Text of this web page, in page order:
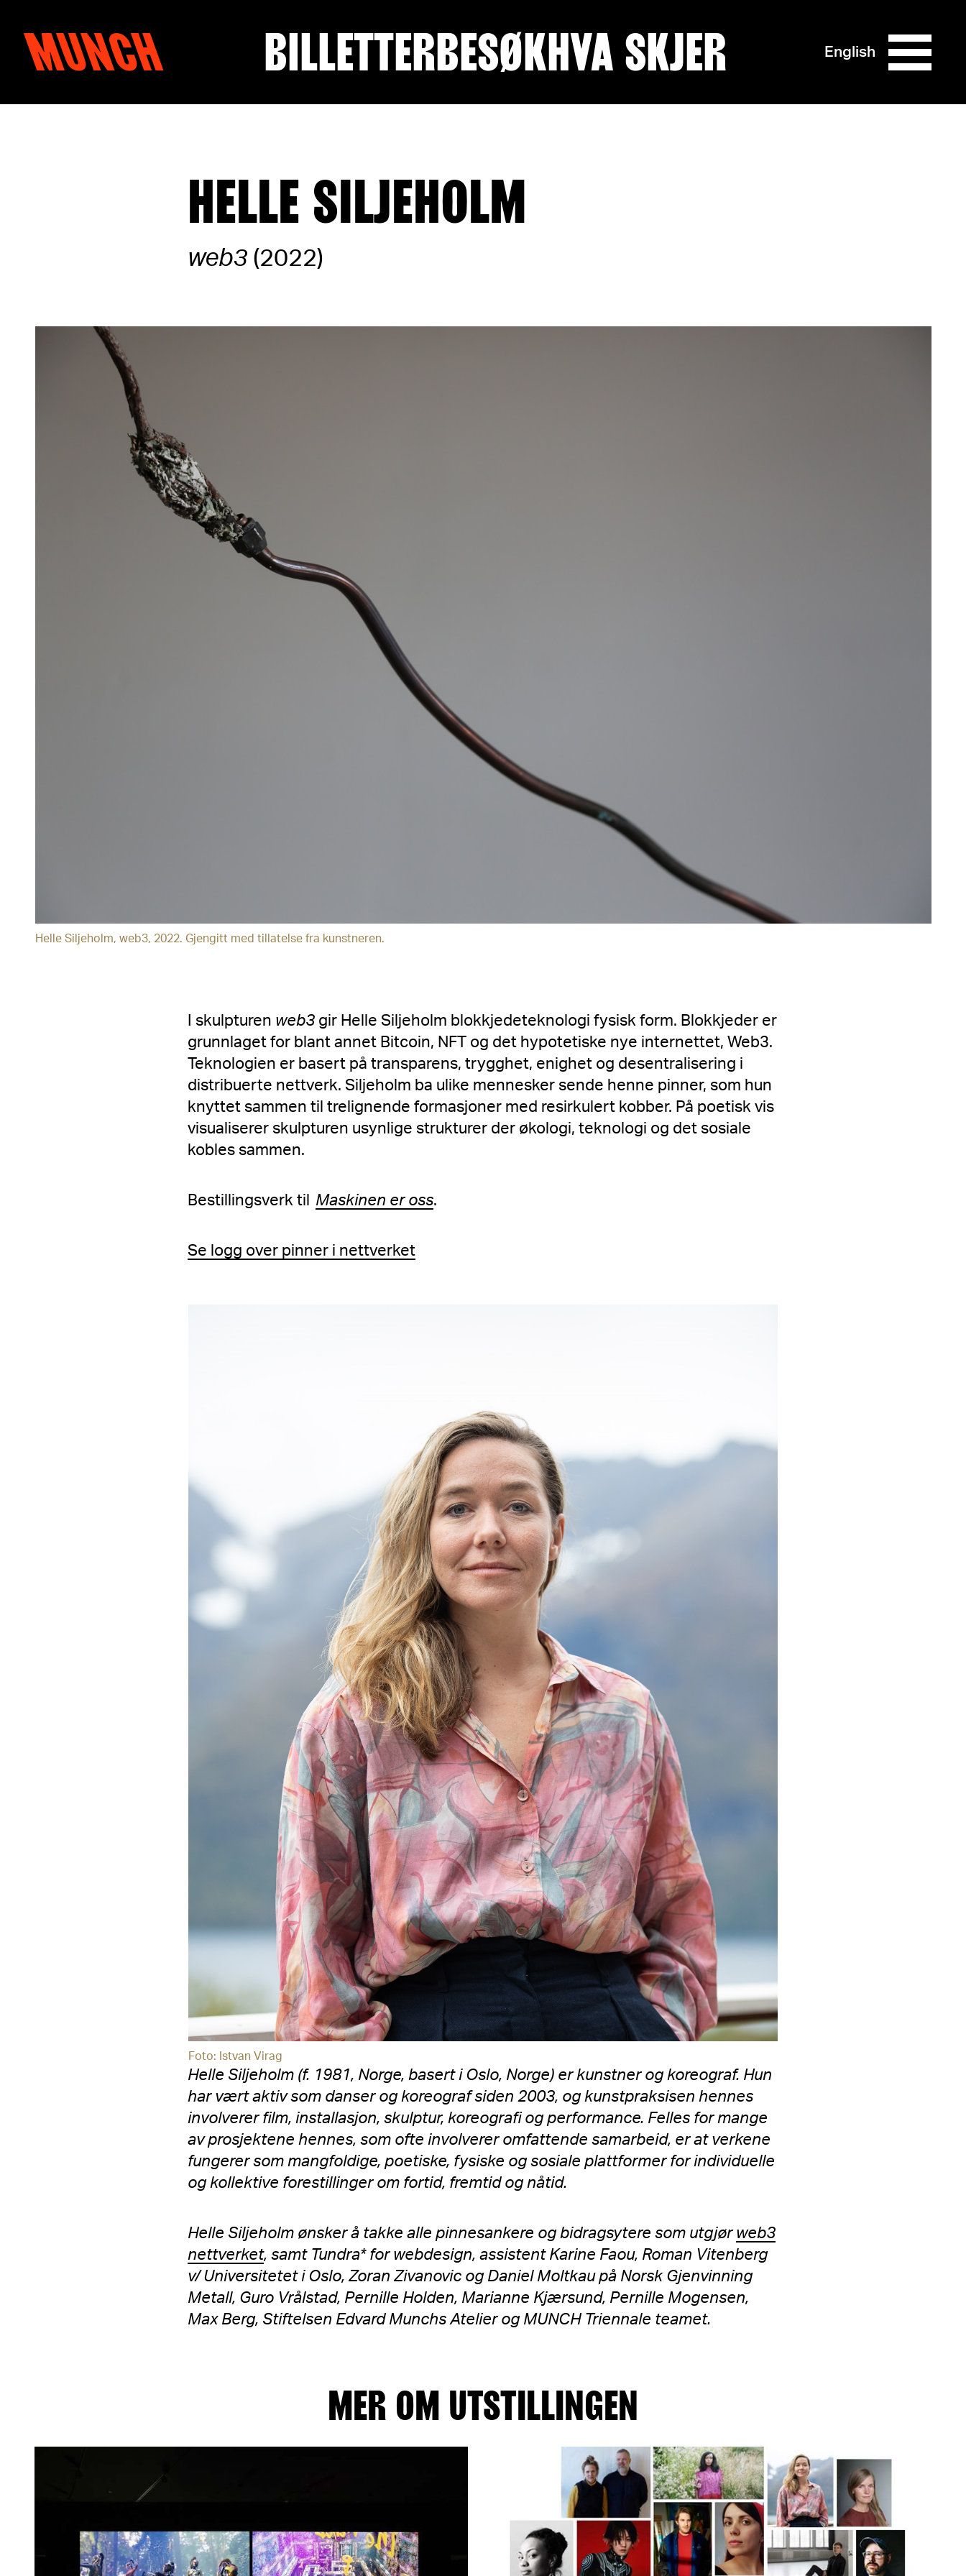
MUNCH BILLETTERBESØKHVA SKJER English
HELLE SILJEHOLM
web3(2022)
Helle Siljeholm, web3, 2022. Gjengitt med tillatelse fra kunstneren.
I skulpturen web3gir Helle Siljeholm blokkjedeteknologi fysisk form. Blokkjeder er
grunnlaget for blant annet Bitcoin, NFT og det hypotetiske nye internettet, Web3.
Teknologien er basert på transparens, trygghet, enighet og desentralisering i
distribuerte nettverk. Siljeholm ba ulike mennesker sende henne pinner, som hun
knyttet sammen til trelignende formasjoner med resirkulert kobber. På poetisk vis
visualiserer skulpturen usynlige strukturer der økologi, teknologi og det sosiale
kobles sammen.
Bestillingsverk til Maskinen er oss.
Se logg over pinner i nettverket
Foto: Istvan Virag
Helle Siljeholm (f. 1981, Norge, basert i Oslo, Norge) er kunstner og koreograf. Hun
har vært aktiv som danser og koreograf siden 2003, og kunstpraksisen hennes
involverer film, installasjon, skulptur, koreografi og performance. Felles for mange
av prosjektene hennes, som ofte involverer omfattende samarbeid, er at verkene
fungerer som mangfoldige, poetiske, fysiske og sosiale plattformer for individuelle
og kollektive forestillinger om fortid, fremtid og nåtid.
Helle Siljeholm ønsker å takke alle pinnesankere og bidragsytere som utgjør web3
nettverket, samt Tundra* for webdesign, assistent Karine Faou, Roman Vitenberg
v/ Universitetet i Oslo, Zoran Zivanovic og Daniel Moltkau på Norsk Gjenvinning
Metall, Guro Vrålstad, Pernille Holden, Marianne Kjærsund, Pernille Mogensen,
Max Berg, Stiftelsen Edvard Munchs Atelier og MUNCH Triennale teamet.
MER OM UTSTILLINGEN